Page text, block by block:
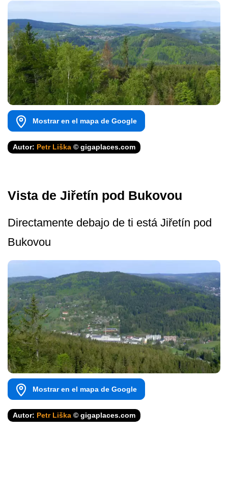
Mostrar en el mapa de Google
Autor: Petr Liška © gigaplaces.com
Vista de Jiřetín pod Bukovou
Directamente debajo de ti está Jiřetín pod
Bukovou
Mostrar en el mapa de Google
Autor: Petr Liška © gigaplaces.com